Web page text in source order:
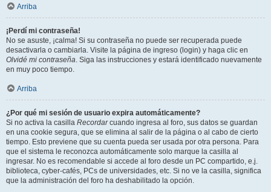
Arriba
¡Perdí mi contraseña!
No se asuste, ¡calma! Si su contraseña no puede ser recuperada puede
desactivarla o cambiarla. Visite la página de ingreso (login) y haga clic en
Olvidé mi contraseña. Siga las instrucciones y estará identificado nuevamente
en muy poco tiempo.
Arriba
¿Por qué mi sesión de usuario expira automáticamente?
Si no activa la casilla Recordarcuando ingresa al foro, sus datos se guardan
en una cookie segura, que se elimina al salir de la página o al cabo de cierto
tiempo. Esto previene que su cuenta pueda ser usada por otra persona. Para
que el sistema le reconozca automáticamente solo marque la casilla al
ingresar. No es recomendable si accede al foro desde un PC compartido, e.j.
biblioteca, cyber-cafés, PCs de universidades, etc. Si no ve la casilla, significa
que la administración del foro ha deshabilitado la opción.